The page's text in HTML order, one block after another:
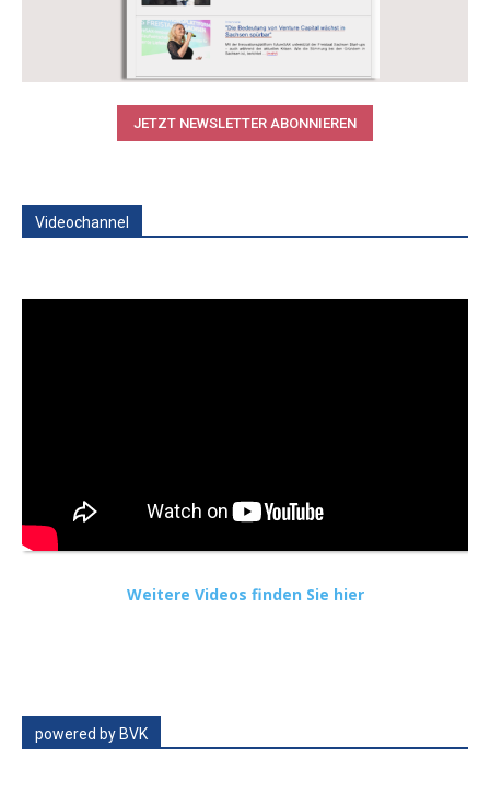
JETZT NEWSLETTER ABONNIEREN
Videochannel
Weitere Videos finden Sie hier
powered by BVK